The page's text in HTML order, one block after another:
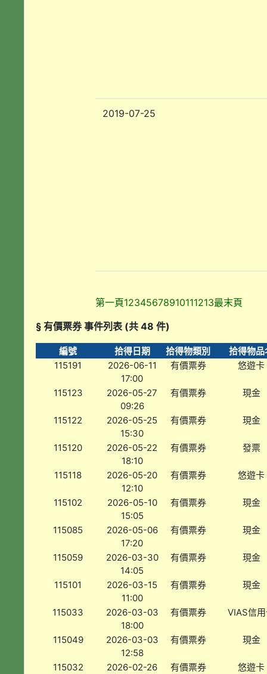
2019-07-25
第一頁12345678910111213最末頁
§ 有價票券 事件列表 (共 48 件)
編號 拾得日期 拾得物類別
拾得物品
115191
2026-06-11
17:00
有價票券 悠遊卡
115123
2026-05-27
09:26
有價票券 現金
115122
2026-05-25
15:30
有價票券 現金
115120
2026-05-22
18:10
有價票券 發票
115118
2026-05-20
12:10
有價票券 悠遊卡
115102
2026-05-10
15:05
有價票券 現金
115085
2026-05-06
17:20
有價票券 現金
115059
2026-03-30
14:05
有價票券 現金
115101
2026-03-15
11:00
有價票券 現金
115033
2026-03-03
18:00
有價票券 VIAS信
115049
2026-03-03
12:58
有價票券 現金
115032
2026-02-26
有價票券 悠遊卡